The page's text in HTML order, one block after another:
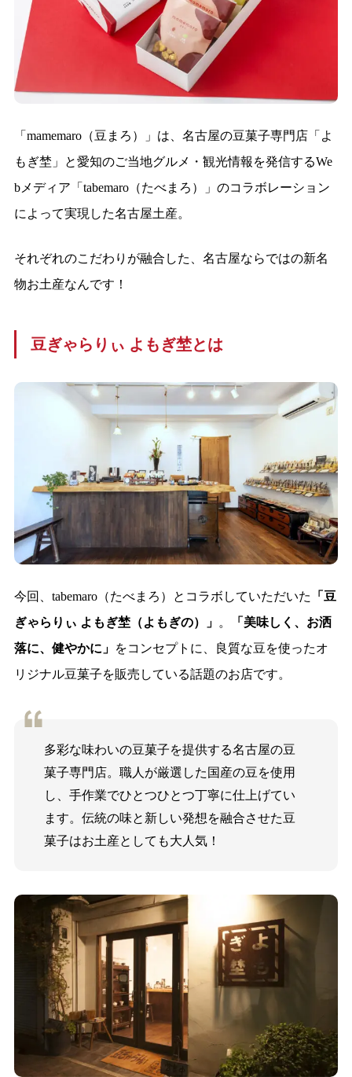
「mamemaro（豆まろ）」は、名古屋の豆菓子専門店「よ
もぎ埜」と愛知のご当地グルメ・観光情報を発信するWe
bメディア「tabemaro（たべまろ）」のコラボレーション
によって実現した名古屋土産。
それぞれのこだわりが融合した、名古屋ならではの新名
物お土産なんです！
豆ぎゃらりぃ よもぎ埜とは
今回、tabemaro（たべまろ）とコラボしていただいた
「豆
ぎゃらりぃ よもぎ埜（よもぎの）」
。
「美味しく、お洒
落に、健やかに」
をコンセプトに、良質な豆を使ったオ
リジナル豆菓子を販売している話題のお店です。
多彩な味わいの豆菓子を提供する名古屋の豆
菓子専門店。職人が厳選した国産の豆を使用
し、手作業でひとつひとつ丁寧に仕上げてい
ます。伝統の味と新しい発想を融合させた豆
菓子はお土産としても大人気！